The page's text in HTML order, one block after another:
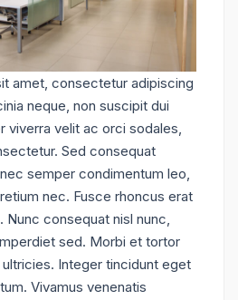
amet, consectetur adipiscing
neque, non suscipit dui
viverra velit ac orci sodales,
Sed consequat
semper condimentum leo,
nec. Fusce rhoncus erat
consequat nisl nunc,
sed. Morbi et tortor
Integer tincidunt eget
Vivamus venenatis